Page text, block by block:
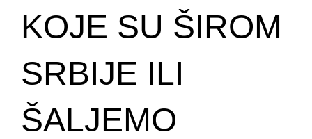
KOJE SU ŠIROM
SRBIJE ILI
ŠALJEMO